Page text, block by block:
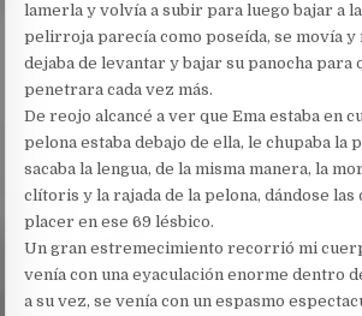
lamerla y volvía a subir para luego bajar a
pelirroja parecía como poseída, se movía y
dejaba de levantar y bajar su panocha para
penetrara cada vez más.
De reojo alcancé a ver que Ema estaba en
pelona estaba debajo de ella, le chupaba la
sacaba la lengua, de la misma manera, la
clítoris y la rajada de la pelona, dándose las
placer en ese 69 lésbico.
Un gran estremecimiento recorrió mi
venía con una eyaculación enorme dentro
a su vez, se venía con un espasmo